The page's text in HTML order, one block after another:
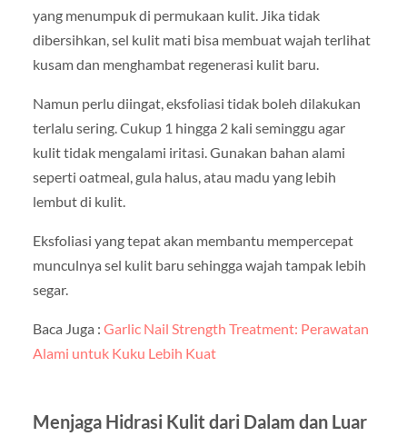
yang menumpuk di permukaan kulit. Jika tidak
dibersihkan, sel kulit mati bisa membuat wajah terlihat
kusam dan menghambat regenerasi kulit baru.
Namun perlu diingat, eksfoliasi tidak boleh dilakukan
terlalu sering. Cukup 1 hingga 2 kali seminggu agar
kulit tidak mengalami iritasi. Gunakan bahan alami
seperti oatmeal, gula halus, atau madu yang lebih
lembut di kulit.
Eksfoliasi yang tepat akan membantu mempercepat
munculnya sel kulit baru sehingga wajah tampak lebih
segar.
Baca Juga : Garlic Nail Strength Treatment: Perawatan
Alami untuk Kuku Lebih Kuat
Menjaga Hidrasi Kulit dari Dalam dan Luar